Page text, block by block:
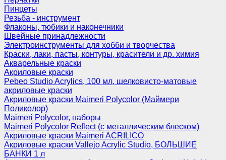
Пинцеты
Резьба - инструмент
Флаконы, тюбики и наконечники
Швейные принадлежности
Электроинструменты для хобби и творчества
Краски, лаки, пасты, контуры, красители и др. химия
Акварельные краски
Акриловые краски
Pebeo Studio Acrylics, 100 мл, шелковисто-матовые
акриловые краски
Акриловые краски Maimeri Polycolor (Маймери
Поликолор)
Maimeri Polycolor, наборы
Maimeri Polycolor Reflect (с металлическим блеском)
Акриловые краски Maimeri ACRILICO
Акриловые краски Vallejo Acrylic Studio, БОЛЬШИЕ
БАНКИ 1 л